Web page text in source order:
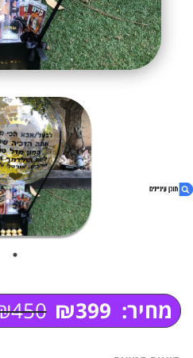
3. חוות דעת
4. ליצירת קשרמחיר: 450
המחיר ₪399
המחיר